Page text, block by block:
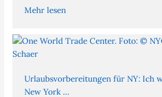
Mehr lesen
Urlaubsvorbereitungen für NY: Ich
New York …